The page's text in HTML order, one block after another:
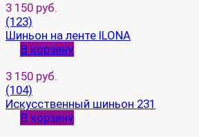
3 150 руб.
(123)
Шиньон на ленте ILONA
В корзину
3 150 руб.
(104)
Искусственный шиньон 231
В корзину